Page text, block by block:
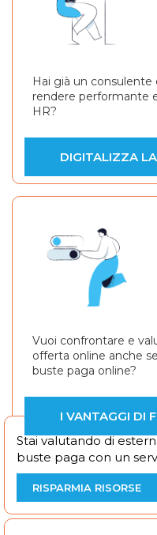
Hai già un
rendere performante
HR?
DIGITALIZZA
Vuoi confrontare e
offerta online anche
buste paga online?
I VANTAGGI DI
Stai valutando di
buste paga con un
RISPARMIA RISORSE